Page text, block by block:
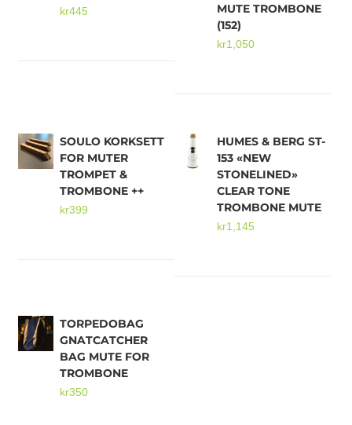
kr445
MUTE TROMBONE
(152)
kr1,050
SOULO KORKSETT
FOR MUTER
TROMPET &
TROMBONE ++
kr399
HUMES & BERG ST-
153 «NEW
STONELINED»
CLEAR TONE
TROMBONE MUTE
kr1,145
TORPEDOBAG
GNATCATCHER
BAG MUTE FOR
TROMBONE
kr350